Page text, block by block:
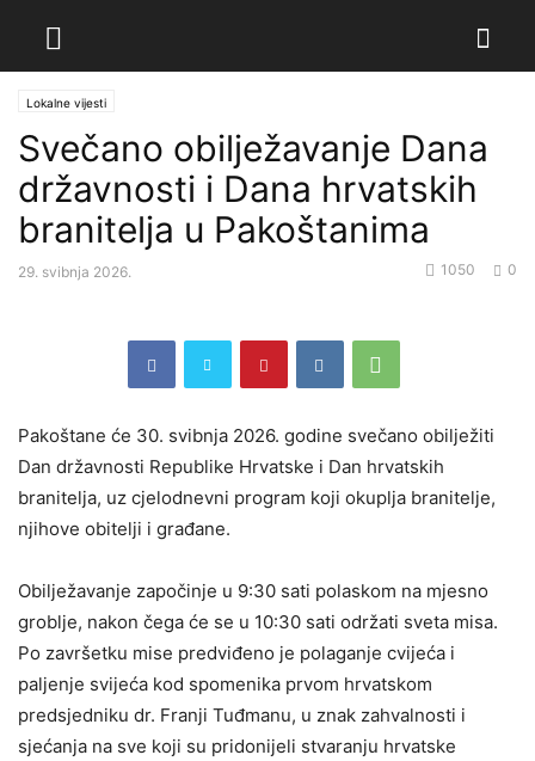
Lokalne vijesti
Svečano obilježavanje Dana
državnosti i Dana hrvatskih
branitelja u Pakoštanima
29. svibnja 2026. 0
1050
Pakoštane će 30. svibnja 2026. godine svečano obilježiti
Dan državnosti Republike Hrvatske i Dan hrvatskih
branitelja, uz cjelodnevni program koji okuplja branitelje,
njihove obitelji i građane.
Obilježavanje započinje u 9:30 sati polaskom na mjesno
groblje, nakon čega će se u 10:30 sati održati sveta misa.
Po završetku mise predviđeno je polaganje cvijeća i
paljenje svijeća kod spomenika prvom hrvatskom
predsjedniku dr. Franji Tuđmanu, u znak zahvalnosti i
sjećanja na sve koji su pridonijeli stvaranju hrvatske